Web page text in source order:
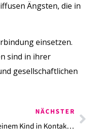
Ängsten, die in
einsetzen.
sind in ihrer
gesellschaftlichen
NÄCHSTER
Medienkonsum – Wie ich mit meinem Kind in Kontakt bleibe